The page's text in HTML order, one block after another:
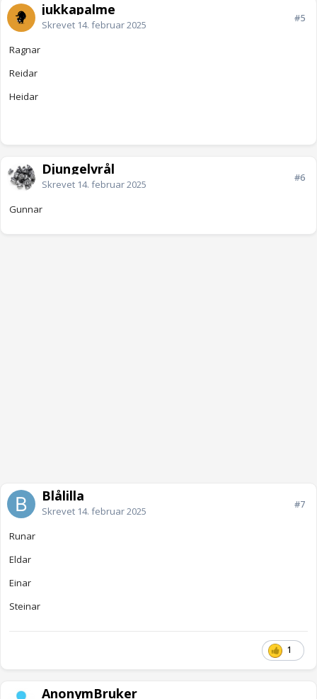
jukkapalme
Skrevet 14. februar 2025
#5
Ragnar
Reidar
Heidar
Djungelvrål
Skrevet 14. februar 2025
#6
Gunnar
Blålilla
Skrevet 14. februar 2025
#7
Runar
Eldar
Einar
Steinar
1
AnonymBruker